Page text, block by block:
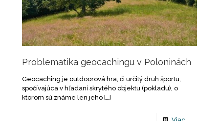
Problematika geocachingu v Poloninách
Geocaching je outdoorová hra, či určitý druh športu,
spočívajúca v hľadaní skrytého objektu (pokladu), o
ktorom sú známe len jeho […]
Viac...